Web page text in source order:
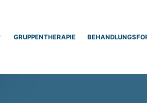
GRUPPENTHERAPIE